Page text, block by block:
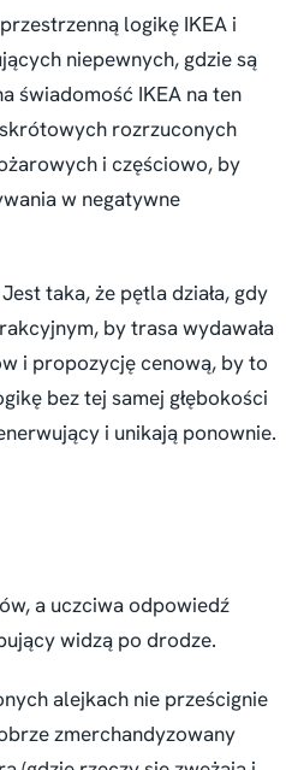
logikę IKEA i
niepewnych, gdzie są
świadomość IKEA na ten
rozrzuconych
i częściowo, by
w negatywne
taka, że pętla działa, gdy
by trasa wydawała
i propozycję cenową, by to
bez tej samej głębokości
i unikają ponownie.
a uczciwa odpowiedź
widzą po drodze.
alejkach nie prześcignie
zmerchandyzowany